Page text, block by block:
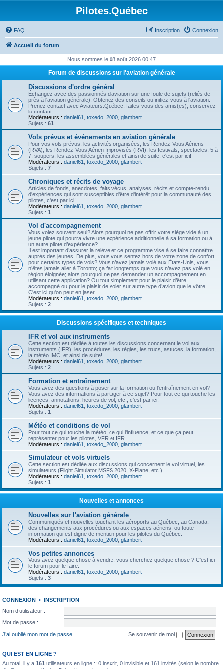
Pilotes.Québec
FAQ Connexion
Inscription
Accueil du forum
Nous sommes le 08 août 2026 00:47
Forum de discussions sur l'aviation générale
Discussions d'ordre général
Échangez avec des passionnés d'aviation sur une foule de sujets (reliés de
près à l'aviation générale). Obtenez des conseils ou initiez-vous à l'aviation.
Prenez contact avec Aviateurs.Québec, faites-vous des amis(es), conservez
le contact.
Modérateurs : daniel61 toxedo_2000 glambert
Sujets : 61
Vols prévus et événements en aviation générale
Pour vos vols prévus, les activités organisées, les Rendez-Vous Aériens
(RVA), les Rendez-Vous Aérien Improvisés (RVI), les festivals, spectacles, 5 à
7, soupers, les assemblées générales et ainsi de suite, c'est par ici!
Modérateurs : daniel61 toxedo_2000 glambert
Sujets : 7
Chroniques et récits de voyage
Articles de fonds, anecdotes, faits vécus, analyses, récits et compte-rendu
d'expériences qui sont susceptibles d'être d'intérêt pour la communauté des
pilotes, c'est par ici!
Modérateurs : daniel61 toxedo_2000 glambert
Sujets : 1
Vol d'accompagnement
Vous volez souvent seul? Alors pourquoi ne pas offrir votre siège vide à un
jeune pilote qui pourra vivre une expérience additionnelle à sa formation ou à
un autre pilote d’expérience?
Il est important d’assurer la relève et ce programme vise à se faire connaître
auprès des jeunes. De plus, vous vous sentez hors de votre zone de confort
pour certains types de vols? Vous n’avez jamais volé aux États-Unis, vous
n’êtes jamais aller à Toronto; ça fait longtemps que vous n’avez pas volé en
région éloignée; alors pourquoi ne pas demander un accompagnement en
utilisant cette application? Ou tout simplement pour le plaisir d’être
accompagné ou pour le plaisir de voler sur autre type d’avion que le vôtre.
C'est ici qu'on peut en jaser.
Modérateurs : daniel61 toxedo_2000 glambert
Sujets : 2
Discussions spécifiques et techniques
IFR et vol aux instruments
Cette section est dédiée à toutes les discussions concernant le vol aux
instruments (IFR), les procédures, les règles, les trucs, astuces, la formation,
la météo IMC, et ainsi de suite!
Modérateurs : daniel61 toxedo_2000 glambert
Sujets : 2
Formation et entraînement
Vous avez des questions à poser sur la formation ou l'entraînement en vol?
Vous avez des informations à partager à ce sujet? Pour tout ce qui touche les
licences, annotations, heures de vol, etc., c'est par ici!
Modérateurs : daniel61 toxedo_2000 glambert
Sujets : 1
Météo et conditions de vol
Pour tout ce qui touche la météo, ce qui l'influence, et ce que ça peut
représenter pour les pilotes, VFR et IFR.
Modérateurs : daniel61 toxedo_2000 glambert
Simulateur et vols virtuels
Cette section est dédiée aux discussions qui concernent le vol virtuel, les
simulateurs (Flight Simulator MSFS 2020, X-Plane, etc.).
Modérateurs : daniel61 toxedo_2000 glambert
Sujets : 1
Nouvelles et annonces
Nouvelles sur l'aviation générale
Communiqués et nouvelles touchant les aéroports au Québec, au Canada,
des changements aux procédures ou aux espaces aériens, ou toute
information qui est digne de mention pour les pilotes du Québec.
Modérateurs : daniel61 toxedo_2000 glambert
Vos petites annonces
Vous avez quelque chose à vendre, vous cherchez quelque chose ? C'est ici
le forum pour le faire.
Modérateurs : daniel61 toxedo_2000 glambert
Sujets : 3
CONNEXION • INSCRIPTION
Nom d’utilisateur :
Mot de passe :
J’ai oublié mon mot de passe
Se souvenir de moi
QUI EST EN LIGNE ?
Au total, il y a 161 utilisateurs en ligne :: 0 inscrit, 0 invisible et 161 invités (selon le nombre